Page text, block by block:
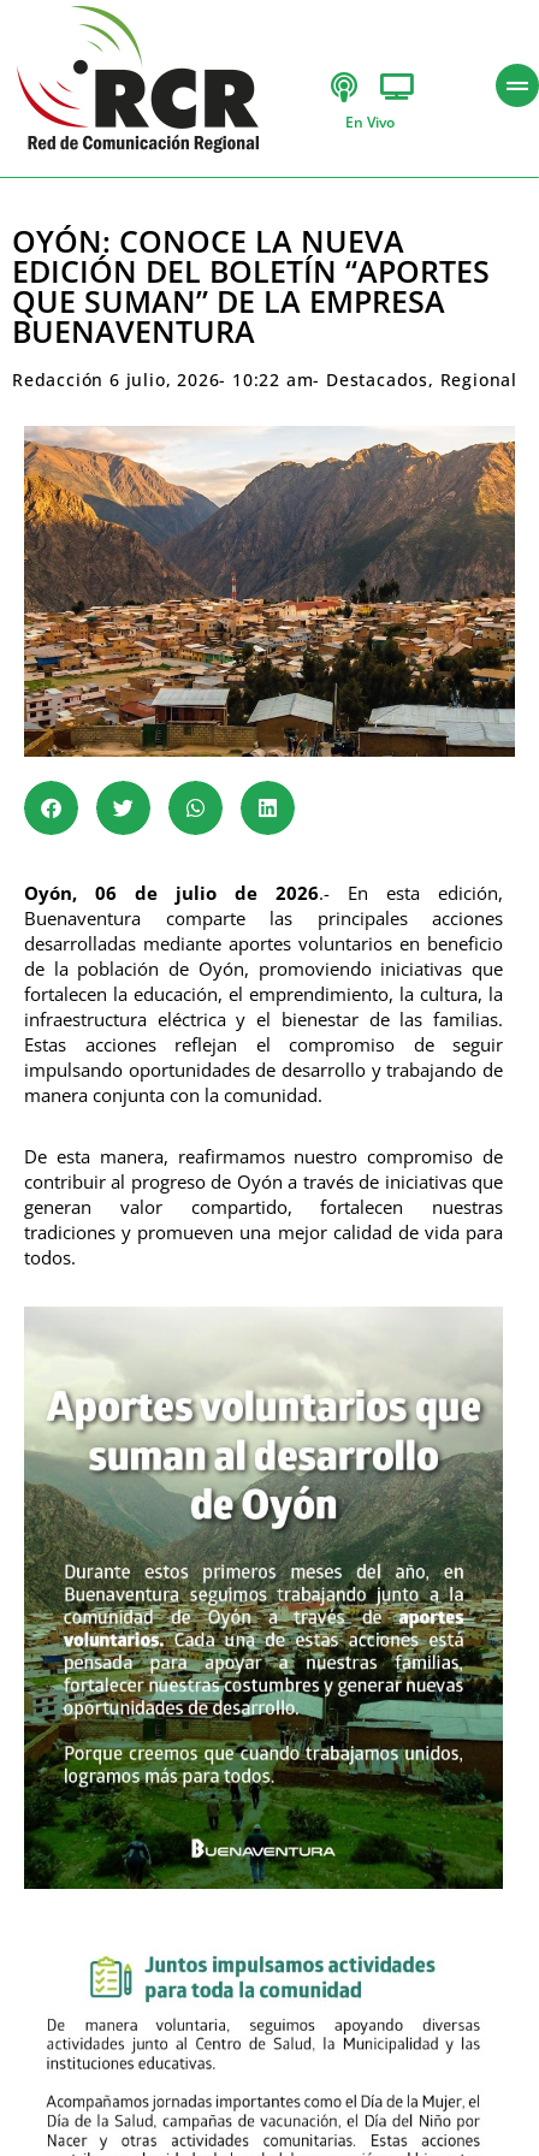
En Vivo
OYÓN: CONOCE LA NUEVA
EDICIÓN DEL BOLETÍN “APORTES
QUE SUMAN” DE LA EMPRESA
BUENAVENTURA
Redacción 6 julio, 2026- 10:22 am- Destacados, Regional
Oyón, 06 de julio de 2026.- En esta edición,
Buenaventura comparte las principales acciones
desarrolladas mediante aportes voluntarios en beneficio
de la población de Oyón, promoviendo iniciativas que
fortalecen la educación, el emprendimiento, la cultura, la
infraestructura eléctrica y el bienestar de las familias.
Estas acciones reflejan el compromiso de seguir
impulsando oportunidades de desarrollo y trabajando de
manera conjunta con la comunidad.
De esta manera, reafirmamos nuestro compromiso de
contribuir al progreso de Oyón a través de iniciativas que
generan valor compartido, fortalecen nuestras
tradiciones y promueven una mejor calidad de vida para
todos.